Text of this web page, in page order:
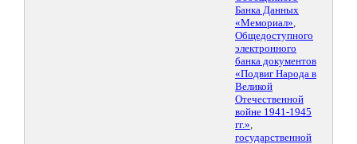
Банка Данных
«Мемориал»,
Общедоступного
электронного
банка документов
«Подвиг Народа в
Великой
Отечественной
войне 1941-1945
гг.»,
государственной